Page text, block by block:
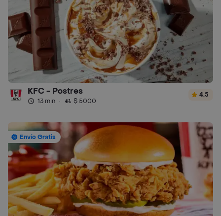
KFC - Postres
13 min · $ 5000
4.5
Envío Gratis